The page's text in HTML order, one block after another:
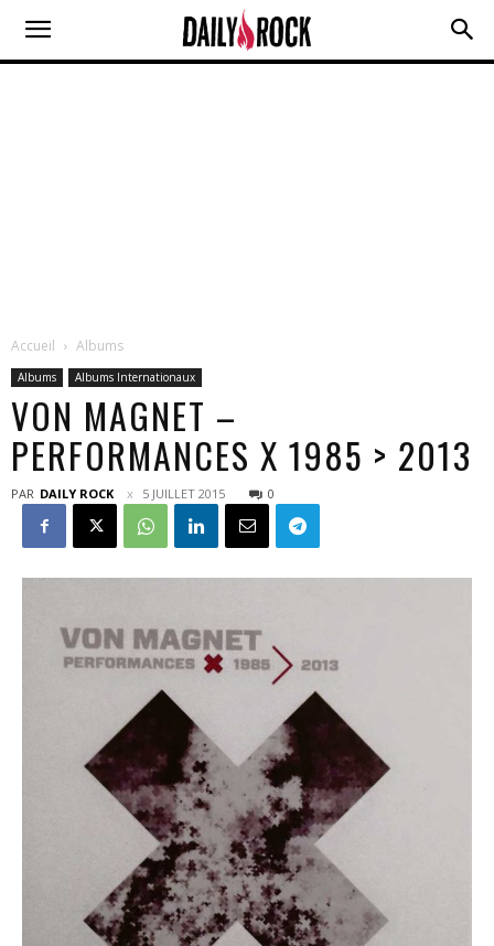
Accueil Albums
Albums Albums Internationaux
VON MAGNET –
PERFORMANCES X 1985 > 2013
PAR DAILY ROCK 5 JUILLET 2015 0